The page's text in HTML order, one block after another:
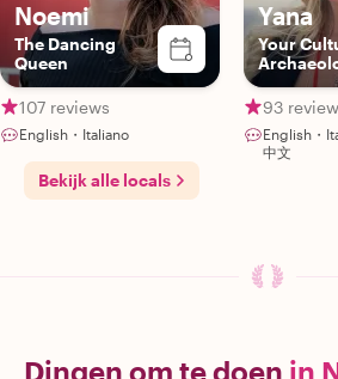
Noemi
The Dancing
Queen
107 reviews
English・Italiano
Yana
Your
93
English・
中文
Bekijk alle locals
Dingen om te doen in